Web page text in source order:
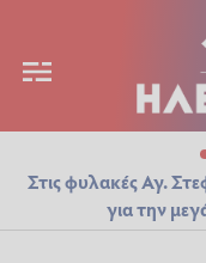
Στις φυλακές Αγ.
για την